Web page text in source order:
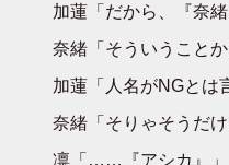
加蓮「だから、『奈
奈緒「そういうこと
加蓮「人名がNGとは
奈緒「そりゃそうだ
凛「……『アシカ』」